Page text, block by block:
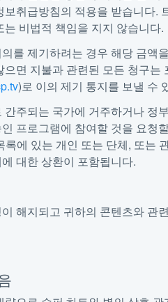
취급방침의 적용을 받습니다.
비법적 책임을 지지 않습니다.
를 제기하려는 경우 해당 금액
면 지불과 관련된 모든 청구
)로 이의 제기 통지를 보낼 수
주되는 국가에 거주하거나 정
프로그램에 참여할 것을 요청
록에 있는 개인 또는 단체, 또는
대한 상환이 포함됩니다.
해지되고 귀하의 콘텐츠와 관